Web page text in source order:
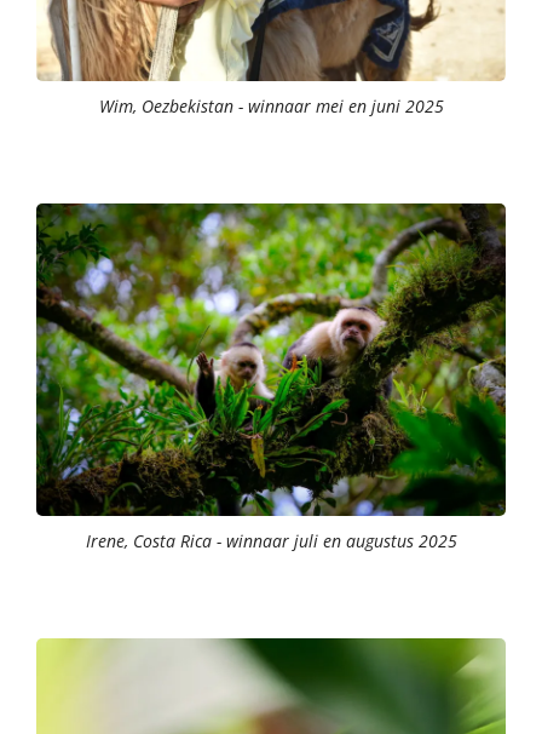
Wim, Oezbekistan - winnaar mei en juni 2025
Irene, Costa Rica - winnaar juli en augustus 2025